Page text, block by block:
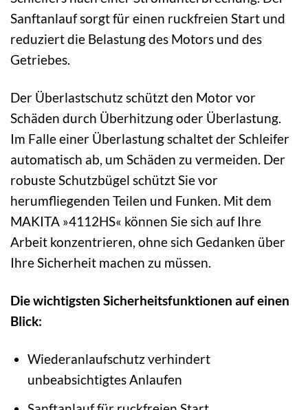
Sanftanlauf sorgt für einen ruckfreien Start und
reduziert die Belastung des Motors und des
Getriebes.
Der Überlastschutz schützt den Motor vor
Schäden durch Überhitzung oder Überlastung.
Im Falle einer Überlastung schaltet der Schleifer
automatisch ab, um Schäden zu vermeiden. Der
robuste Schutzbügel schützt Sie vor
herumfliegenden Teilen und Funken. Mit dem
MAKITA »4112HS« können Sie sich auf Ihre
Arbeit konzentrieren, ohne sich Gedanken über
Ihre Sicherheit machen zu müssen.
Die wichtigsten Sicherheitsfunktionen auf einen
Blick:
Wiederanlaufschutz verhindert
unbeabsichtigtes Anlaufen